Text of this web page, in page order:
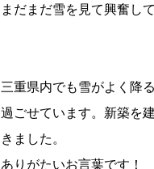
まだまだ雪を見て興奮し
三重県内でも雪がよく降
過ごせています。新築を
きました。
ありがたいお言葉です！